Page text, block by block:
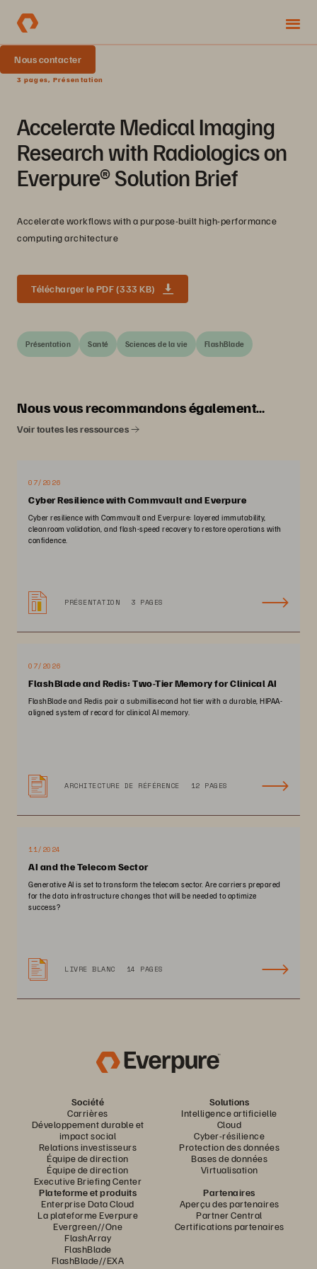
Nous contacter
3 pages, Présentation
Accelerate Medical Imaging
Research with Radiologics on
Everpure® Solution Brief
Accelerate workflows with a purpose-built high-performance
computing architecture
Télécharger le PDF (333 KB)
Présentation Santé Sciences de la vie FlashBlade
Nous vous recommandons également…
Voir toutes les ressources
07/2026
Cyber Resilience with Commvault and Everpure
Cyber resilience with Commvault and Everpure: layered immutability,
cleanroom validation, and flash-speed recovery to restore operations with
confidence.
PRÉSENTATION 3 PAGES
07/2026
FlashBlade and Redis: Two-Tier Memory for Clinical AI
FlashBlade and Redis pair a submillisecond hot tier with a durable, HIPAA-
aligned system of record for clinical AI memory.
ARCHITECTURE DE RÉFÉRENCE 12 PAGES
11/2024
AI and the Telecom Sector
Generative AI is set to transform the telecom sector. Are carriers prepared
for the data infrastructure changes that will be needed to optimize
success?
LIVRE BLANC 14 PAGES
Société
Carrières
Développement durable et
impact social
Relations investisseurs
Équipe de direction
Équipe de direction
Executive Briefing Center
Solutions
Intelligence artificielle
Cloud
Cyber-résilience
Protection des données
Bases de données
Virtualisation
Plateforme et produits
Enterprise Data Cloud
La plateforme Everpure
Evergreen//One
FlashArray
FlashBlade
FlashBlade//EXA
Partenaires
Aperçu des partenaires
Partner Central
Certifications partenaires